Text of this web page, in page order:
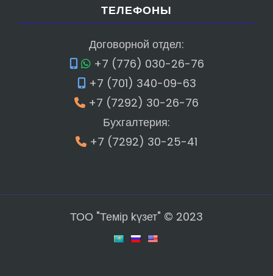
ТЕЛЕФОНЫ
Договорной отдел:
+7 (776) 030-26-76
+7 (701) 340-09-63
+7 (7292) 30-26-76
Бухгалтерия:
+7 (7292) 30-25-41
ТОО "Темір kүзет" © 2023